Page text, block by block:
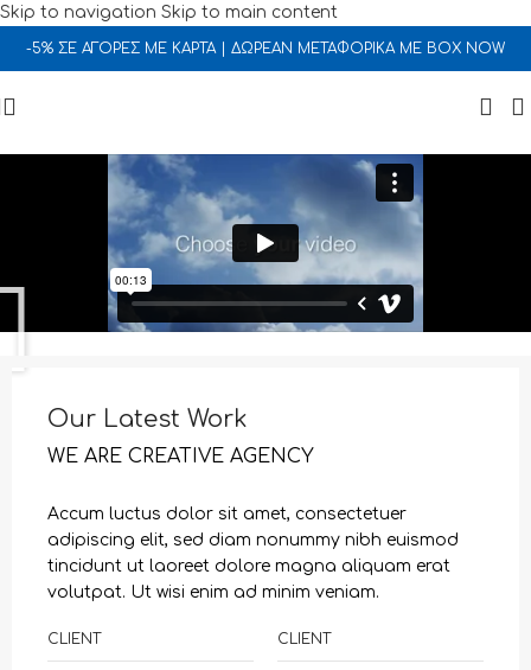
Skip to navigation Skip to main content
-5% ΣΕ ΑΓΟΡΕΣ ΜΕ ΚΑΡΤΑ | ΔΩΡΕΑΝ ΜΕΤΑΦΟΡΙΚΑ ΜΕ BOX NOW
Our Latest Work
WE ARE CREATIVE AGENCY
Accum luctus dolor sit amet, consectetuer
adipiscing elit, sed diam nonummy nibh euismod
tincidunt ut laoreet dolore magna aliquam erat
volutpat. Ut wisi enim ad minim veniam.
CLIENT CLIENT